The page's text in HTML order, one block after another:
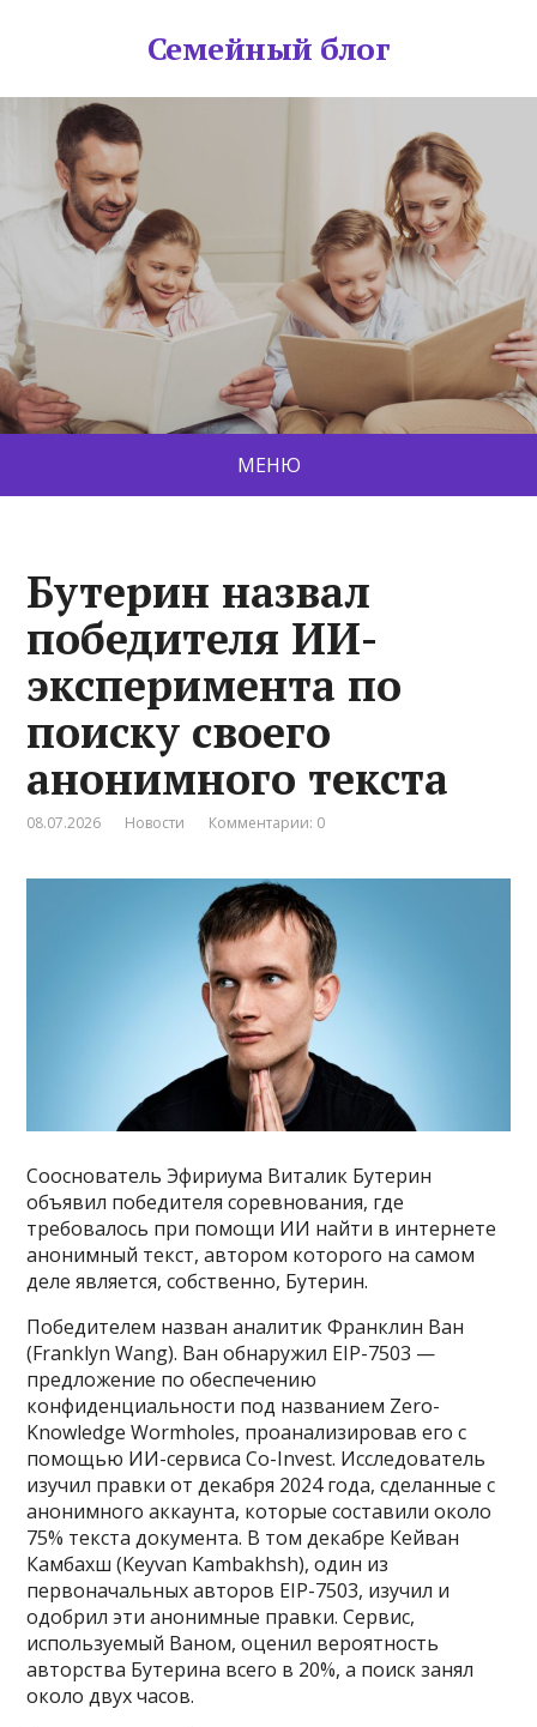
Семейный блог
МЕНЮ
Бутерин назвал
победителя ИИ-
эксперимента по
поиску своего
анонимного текста
08.07.2026 Новости Комментарии: 0
Сооснователь Эфириума Виталик Бутерин
объявил победителя соревнования, где
требовалось при помощи ИИ найти в интернете
анонимный текст, автором которого на самом
деле является, собственно, Бутерин.
Победителем назван аналитик Франклин Ван
(Franklyn Wang). Ван обнаружил EIP-7503 —
предложение по обеспечению
конфиденциальности под названием Zero-
Knowledge Wormholes, проанализировав его с
помощью ИИ-сервиса Co-Invest. Исследователь
изучил правки от декабря 2024 года, сделанные с
анонимного аккаунта, которые составили около
75% текста документа. В том декабре Кейван
Камбахш (Keyvan Kambakhsh), один из
первоначальных авторов EIP-7503, изучил и
одобрил эти анонимные правки. Сервис,
используемый Ваном, оценил вероятность
авторства Бутерина всего в 20%, а поиск занял
около двух часов.